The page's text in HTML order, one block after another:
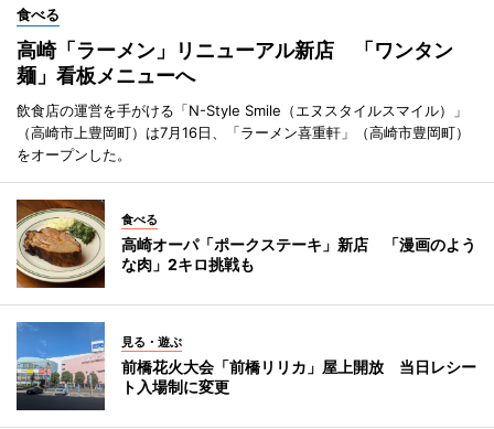
食べる
高崎「ラーメン」リニューアル新店 「ワンタン
麺」看板メニューへ
飲食店の運営を手がける「N-Style Smile（エヌスタイルスマイル）」
（高崎市上豊岡町）は7月16日、「ラーメン喜重軒」（高崎市豊岡町）
をオープンした。
食べる
高崎オーパ「ポークステーキ」新店 「漫画のよう
な肉」2キロ挑戦も
見る・遊ぶ
前橋花火大会「前橋リリカ」屋上開放 当日レシー
ト入場制に変更